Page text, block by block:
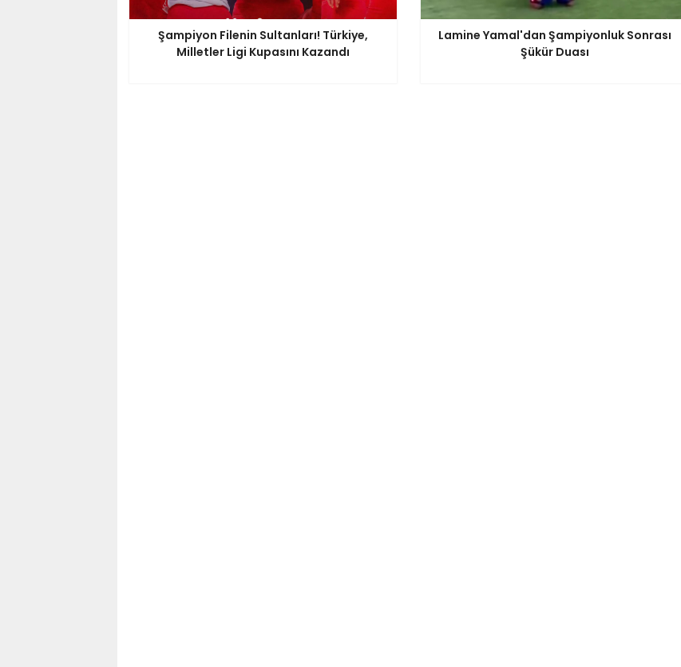
Şampiyon Filenin Sultanları! Türkiye,
Milletler Ligi Kupasını Kazandı
Lamine Yamal'dan Şampiyonluk Sonrası
Şükür Duası